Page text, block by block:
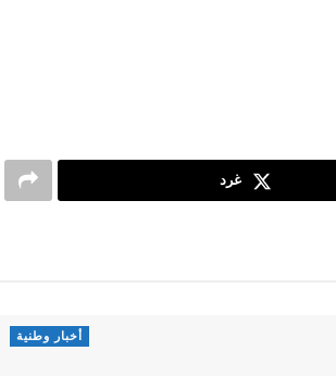
غرد
أخبار وطنية